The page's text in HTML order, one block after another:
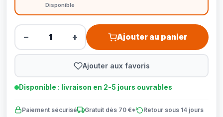
Disponible
− + Ajouter au panier
Ajouter aux favoris
Disponible : livraison en 2-5 jours ouvrables
Paiement sécurisé Gratuit dès 70 €* Retour sous 14 jours